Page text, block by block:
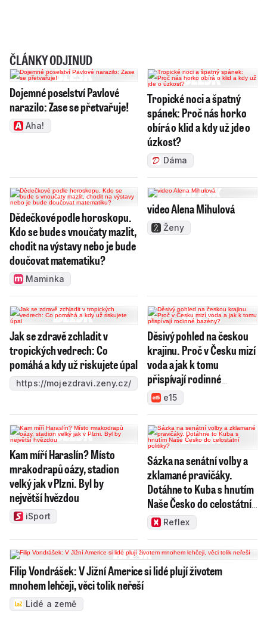
ČLÁNKY ODJINUD
Dojemné poselství Pavlové
narazilo: Zase se přetvařuje!
Aha!
Tropické noci a špatný
spánek: Proč nás horko
obírá o klid a kdy už jde o
úzkost?
Dáma
Dědečkové podle horoskopu.
Kdo se bude s vnoučaty mazlit,
chodit na výstavy nebo je bude
doučovat matematiku?
Maminka
video Alena Mihulová
Ženy
Jak se zdravě zchladit v
tropických vedrech: Co
pomáhá a kdy už riskujete úpal
https://mojezdravi.zeny.cz/
Děsivý pohled na českou
krajinu. Proč v Česku mizí
voda a jak k tomu
přispívají rodinné
bazény?
e15
Kam míří Haraslín? Místo
mrakodrapů oázy, stadion
velký jak v Plzni. Byl by
největší hvězdou
iSport
Sázka na senátní volby a
zklamané pravičáky.
Dotáhne to Kuba s hnutím
Naše Česko do celostátní
politiky?
Reflex
Filip Vondrášek: V Jižní Americe si lidé plují životem
mnohem lehčeji, věci tolik neřeší
Lidé a země